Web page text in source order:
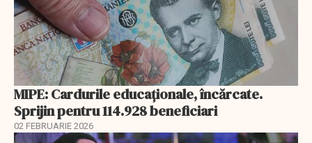
MIPE: Cardurile educaţionale, încărcate.
Sprijin pentru 114.928 beneficiari
02 FEBRUARIE 2026